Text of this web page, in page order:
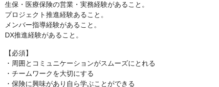
生保・医療保険の営業・実務経験があること。
プロジェクト推進経験あること。
メンバー指導経験があること。
DX推進経験があること。
【必須】
・周囲とコミュニケーションがスムーズにとれる
・チームワークを大切にする
・保険に興味があり自ら学ぶことができる